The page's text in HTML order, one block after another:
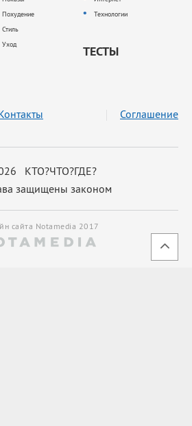
Похудение
Стиль
Уход
Технологии
ТЕСТЫ
КТО?ЧТО?ГДЕ?
защищены законом
Соглашение
сайта Notamedia 2017